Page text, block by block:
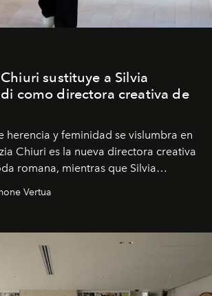
sustituye a Silvia
como directora creativa de
herencia y feminidad se vislumbra en
Chiuri es la nueva directora creativa
romana, mientras que Silvia
Vertua